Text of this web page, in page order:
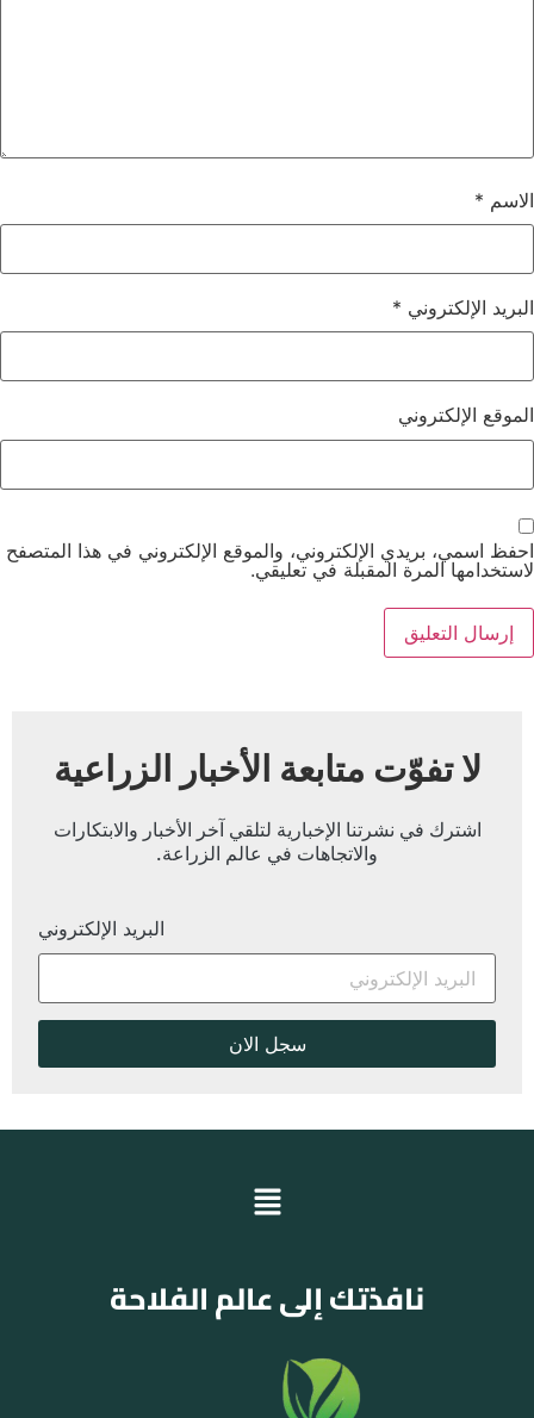
الاسم *
البريد الإلكتروني *
الموقع الإلكتروني
احفظ اسمي، بريدي الإلكتروني، والموقع الإلكتروني في هذا المتصفح
لاستخدامها المرة المقبلة في تعليقي.
لا تفوّت متابعة الأخبار الزراعية
اشترك في نشرتنا الإخبارية لتلقي آخر الأخبار والابتكارات
والاتجاهات في عالم الزراعة.
البريد الإلكتروني
نافذتك إلى عالم الفلاحة